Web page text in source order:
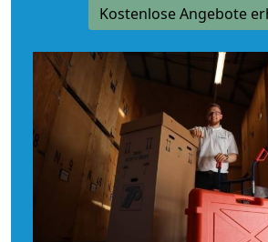
Kostenlose Angebote